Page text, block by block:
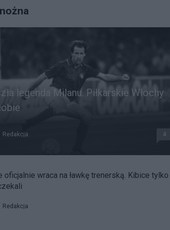
legenda Milanu. Piłkarskie Włochy
Redakcja 4
oficjalnie wraca na ławkę trenerską. Kibice tylko
Redakcja